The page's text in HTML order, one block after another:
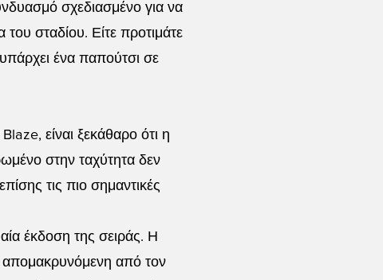
σχεδιασμένο για να
σταδίου. Είτε προτιμάτε
ένα παπούτσι σε
είναι ξεκάθαρο ότι η
στην ταχύτητα δεν
τις πιο σημαντικές
έκδοση της σειράς. Η
απομακρυνόμενη από τον